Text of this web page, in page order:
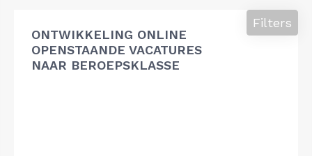
ONTWIKKELING ONLINE
OPENSTAANDE VACATURES
NAAR BEROEPSKLASSE
Filters